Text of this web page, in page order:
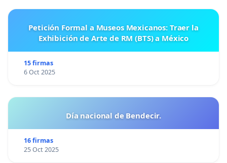
Petición Formal a Museos Mexicanos: Traer la
Exhibición de Arte de RM (BTS) a México
15 firmas
6 Oct 2025
Día nacional de Bendecir.
16 firmas
25 Oct 2025